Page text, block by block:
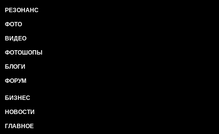
РЕЗОНАНС
ФОТО
ВИДЕО
ФОТОШОПЫ
БЛОГИ
ФОРУМ
БИЗНЕС
НОВОСТИ
ГЛАВНОЕ